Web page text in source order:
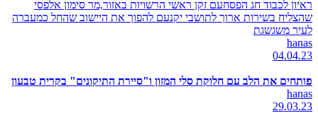
ראיון לכבוד חג הפסחעם זקן ראשי הרשויות באזור,מר סימון אלפסי
שהצליח בשירות ארוך לתושבי יקנעם להפוך את היישוב שהחל כמעברה
לעיר משגשגת
hanas
04.04.23
פותחים את הלב עם חלוקת סלי המזון ו"סיירת התיקונים" בקרית טבעון
hanas
29.03.23